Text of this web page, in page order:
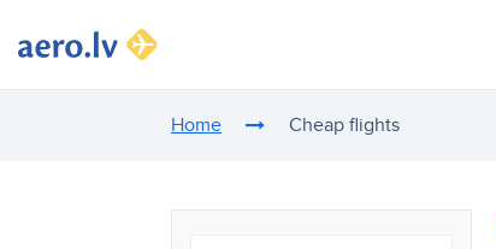
Home Cheap flights